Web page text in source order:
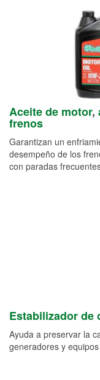
Aceite de motor,
frenos
Garantizan un
desempeño de los
con paradas
Estabilizador de
Ayuda a preservar la
generadores y